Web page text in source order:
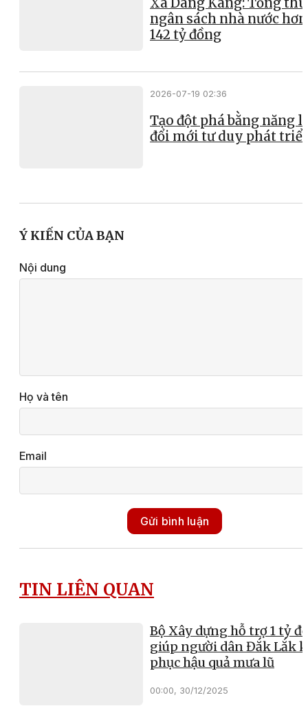
ngân sách nhà nước hơn
142 tỷ đồng
2026-07-19 02:36
Tạo đột phá bằng năng
đổi mới tư duy phát
Ý KIẾN CỦA BẠN
Nội dung
Họ và tên
Email
Gửi bình luận
TIN LIÊN QUAN
Bộ Xây dựng hỗ trợ 1 tỷ
giúp người dân Đắk Lắk
phục hậu quả mưa lũ
00:00, 30/12/2025